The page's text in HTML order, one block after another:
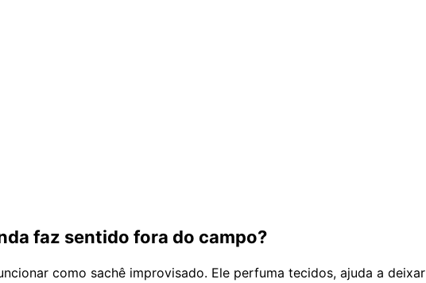
faz sentido fora do campo?
como sachê improvisado. Ele perfuma tecidos, ajuda a deixar